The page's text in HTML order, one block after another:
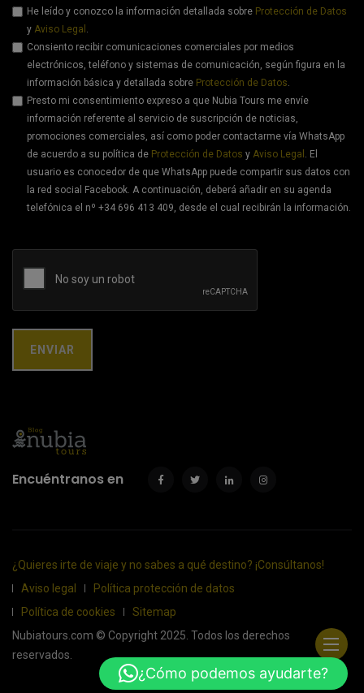
He leído y conozco la información detallada sobre Protección de Datos
y Aviso Legal
Consiento recibir comunicaciones comerciales por medios
electrónicos, teléfono y sistemas de comunicación, según figura en la
información básica y detallada sobre Protección de Datos
Presto mi consentimiento expreso a que Nubia Tours me envíe
información referente al servicio de suscripción de noticias,
promociones comerciales, así como poder contactarme vía WhatsApp
de acuerdo a su política de Protección de Datos y Aviso Legal
. El
usuario es conocedor de que WhatsApp puede compartir sus datos con
la red social Facebook. A continuación, deberá añadir en su agenda
telefónica el nº +34 696 413 409, desde el cual recibirán la información.
Encuéntranos en
¿Quieres irte de viaje y no sabes a qué destino? ¡Consúltanos!
Aviso legal
Política protección de datos
Política de cookies
Sitemap
Nubiatours.com © Copyright 2025. Todos los derechos
reservados.
¿Cómo podemos ayudarte?